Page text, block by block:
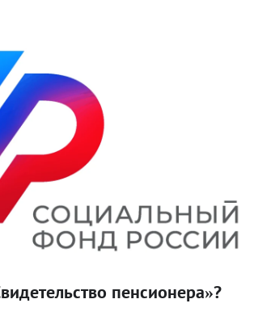
пенсионера»?